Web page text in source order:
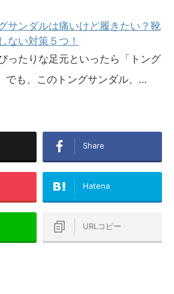
サンダルは痛いけど履きたい？靴
ない対策５つ！
ったりな足元といったら「トング
でも、このトングサンダル、…
Share
Hatena
URLコピー